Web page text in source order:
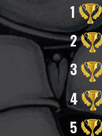
1
2
3
4
5